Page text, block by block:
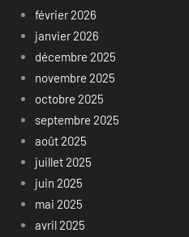
février 2026
janvier 2026
décembre 2025
novembre 2025
octobre 2025
septembre 2025
août 2025
juillet 2025
juin 2025
mai 2025
avril 2025